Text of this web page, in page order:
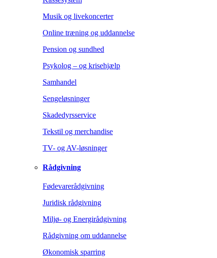
Musik og livekoncerter
Online træning og uddannelse
Pension og sundhed
Psykolog – og krisehjælp
Samhandel
Sengeløsninger
Skadedyrsservice
Tekstil og merchandise
TV- og AV-løsninger
Rådgivning
Fødevarerådgivning
Juridisk rådgivning
Miljø- og Energirådgivning
Rådgivning om uddannelse
Økonomisk sparring